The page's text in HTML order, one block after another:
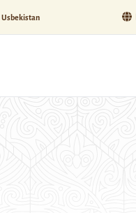
Usbekistan